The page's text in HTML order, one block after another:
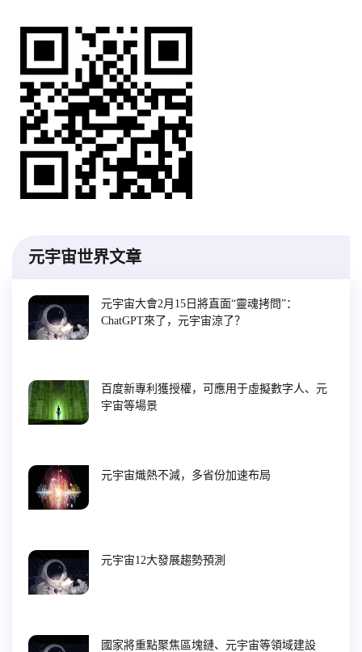
元宇宙世界文章
元宇宙大會2月15日將直面“靈魂拷問”：
ChatGPT來了，元宇宙涼了？
百度新專利獲授權，可應用于虛擬數字人、元
宇宙等場景
元宇宙熾熱不減，多省份加速布局
元宇宙12大發展趨勢預測
國家將重點聚焦區塊鏈、元宇宙等領域建設